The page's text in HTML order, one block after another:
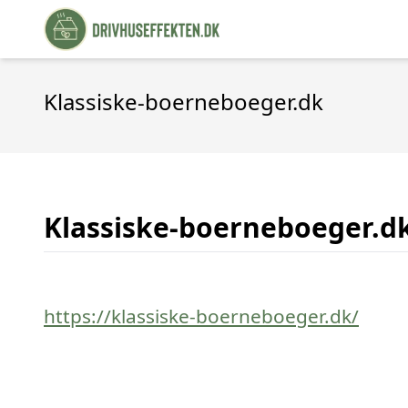
Klassiske-boerneboeger.dk
Klassiske-
https://klassiske-boerneboeger.dk/